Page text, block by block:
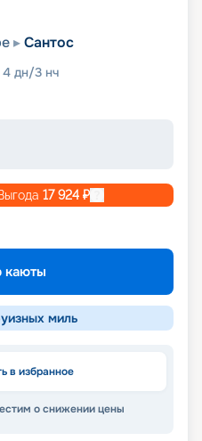
Сантос
4 дн/3 нч
17 924 ₽
каюты
миль
в избранное
о снижении цены